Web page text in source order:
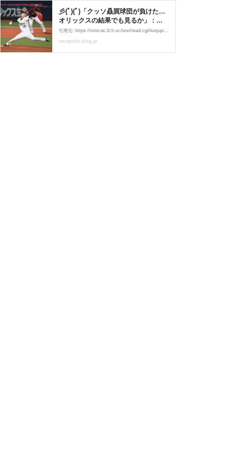
彡(ﾟ)(ﾟ)「クッソ贔屓球団が負けた…
オリックスの結果でも見るか」 : な
んJ PRIDE
引用元: https://tomcat.2ch.sc/test/read.cgi/livejupiter/1592574884/1: 風吹けば名無し 2020/06/19(金) 22:54:44.10 ID:nMS+peHi0 彡(^)(^) 2: 風吹けば名無し 2020/06/19(金) 22:54:52.30 ID:lIaN3k0L0 草 5: 風吹けば名無し 2020/06/19(金) 22:55:11.61
nanjpride.blog.jp